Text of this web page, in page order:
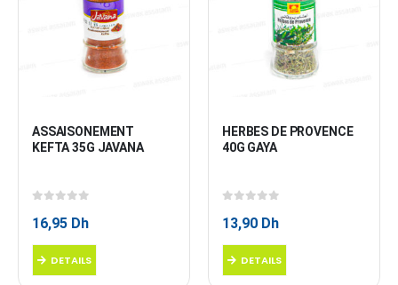
ASSAISONEMENT
KEFTA 35G JAVANA
16,95 Dh
DETAILS
HERBES DE PROVENCE
40G GAYA
13,90 Dh
DETAILS